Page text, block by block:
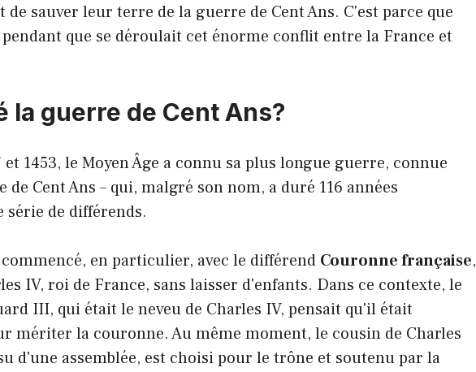
sauver leur terre de la guerre de Cent Ans. C'est parce que
que se déroulait cet énorme conflit entre la France et
la guerre de Cent Ans?
et 1453, le Moyen Âge a connu sa plus longue guerre, connue
de Cent Ans – qui, malgré son nom, a duré 116 années
série de différends.
en particulier, avec le différend Couronne française,
IV, roi de France, sans laisser d'enfants. Dans ce contexte, le
III, qui était le neveu de Charles IV, pensait qu'il était
mériter la couronne. Au même moment, le cousin de Charles
d'une assemblée, est choisi pour le trône et soutenu par la